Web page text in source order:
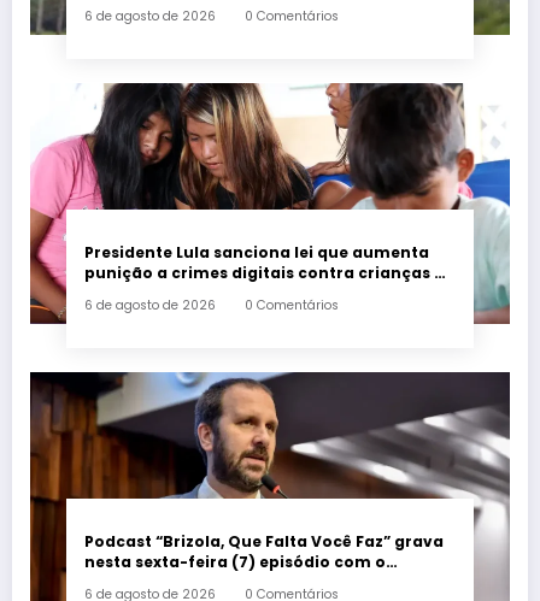
6 de agosto de 2026 0 Comentários
Presidente Lula sanciona lei que aumenta
punição a crimes digitais contra crianças é
6 de agosto de 2026 0 Comentários
Podcast “Brizola, Que Falta Você Faz” grava
nesta sexta-feira (7) episódio com o
6 de agosto de 2026 0 Comentários